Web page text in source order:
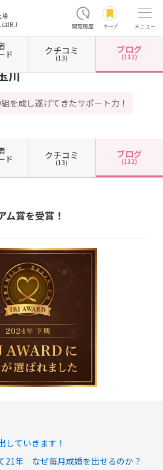
場
はIBJ
閲覧履歴 キープ メニュー
都世田谷区 アシスト二子玉川 カウンセラーブログ
川
を成し遂げてきたサポート力！
ド クチコミ
(13)
ブログ
(112)
ド クチコミ
(13)
ブログ
(112)
賞を受賞！
していきます！
21年 なぜ毎月成婚を出せるのか？